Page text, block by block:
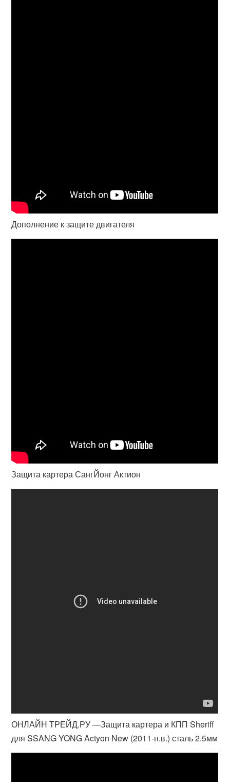
Дополнение к защите двигателя
Защита картера СангЙонг Актион
ОНЛАЙН ТРЕЙД.РУ —Защита картера и КПП Sheriff
для SSANG YONG Actyon New (2011-н.в.) сталь 2.5мм